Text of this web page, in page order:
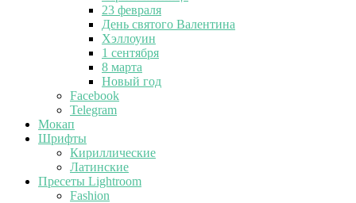
23 февраля
День святого Валентина
Хэллоуин
1 сентября
8 марта
Новый год
Facebook
Telegram
Мокап
Шрифты
Кириллические
Латинские
Пресеты Lightroom
Fashion